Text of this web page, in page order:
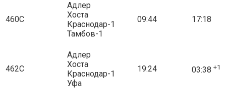
460С
Адлер
Хоста
Краснодар-1
Тамбов-1
09:44 17:18
462С
Адлер
Хоста
Краснодар-1
Уфа
19:24 03:38 +1